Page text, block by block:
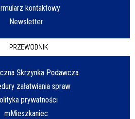
kontaktowy
Newsletter
PRZEWODNIK
Skrzynka Podawcza
załatwiania spraw
prywatności
mMieszkaniec